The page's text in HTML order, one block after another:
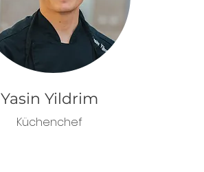
Yasin Yildrim
Küchenchef